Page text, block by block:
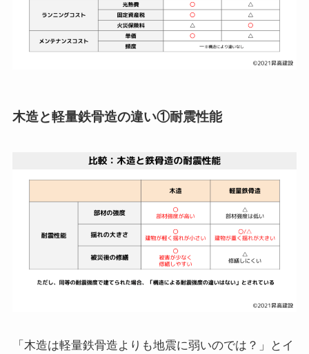
木造と軽量鉄骨造の違い①耐震性能
「木造は軽量鉄骨造よりも地震に弱いのでは？」とイ